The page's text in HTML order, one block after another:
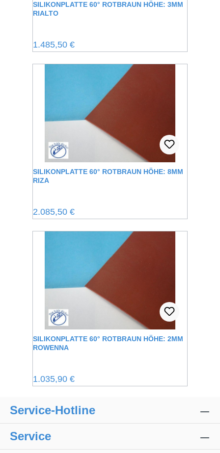
SILIKONPLATTE 60° ROTBRAUN HÖHE: 3MM
RIALTO
Regulärer Preis:
1.485,50 €
SILIKONPLATTE 60° ROTBRAUN HÖHE: 8MM
RIZA
Regulärer Preis:
2.085,50 €
SILIKONPLATTE 60° ROTBRAUN HÖHE: 2MM
ROWENNA
Regulärer Preis:
1.035,90 €
Service-Hotline
Service